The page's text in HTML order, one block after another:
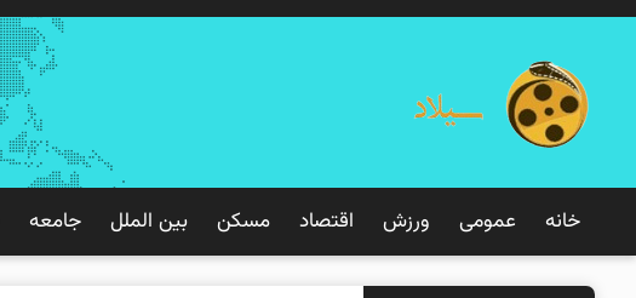
خانه عمومی ورزش اقتصاد مسکن بین الملل جامعه